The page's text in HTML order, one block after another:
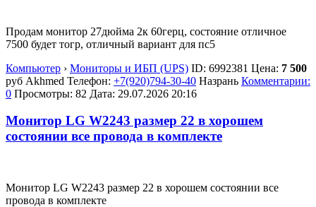
Продам монитор 27дюйма 2к 60герц, состояние отличное
7500 будет тогр, отличный вариант для пс5
Компьютер › Мониторы и ИБП (UPS) ID: 6992381 Цена: 7 500
руб Akhmed Телефон: +7(920)794-30-40 Назрань Комментарии:
0 Просмотры: 82 Дата: 29.07.2026 20:16
Монитор LG W2243 размер 22 в хорошем
состоянии все провода в комплекте
Монитор LG W2243 размер 22 в хорошем состоянии все
провода в комплекте